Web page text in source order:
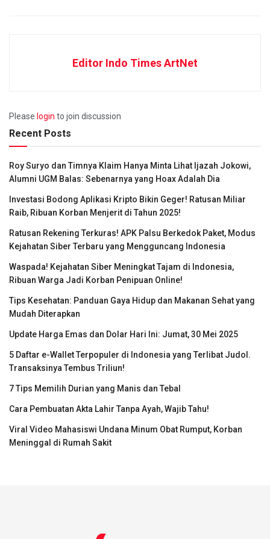
Editor Indo Times ArtNet
Please login to join discussion
Recent Posts
Roy Suryo dan Timnya Klaim Hanya Minta Lihat Ijazah Jokowi,
Alumni UGM Balas: Sebenarnya yang Hoax Adalah Dia
Investasi Bodong Aplikasi Kripto Bikin Geger! Ratusan Miliar
Raib, Ribuan Korban Menjerit di Tahun 2025!
Ratusan Rekening Terkuras! APK Palsu Berkedok Paket, Modus
Kejahatan Siber Terbaru yang Mengguncang Indonesia
Waspada! Kejahatan Siber Meningkat Tajam di Indonesia,
Ribuan Warga Jadi Korban Penipuan Online!
Tips Kesehatan: Panduan Gaya Hidup dan Makanan Sehat yang
Mudah Diterapkan
Update Harga Emas dan Dolar Hari Ini: Jumat, 30 Mei 2025
5 Daftar e-Wallet Terpopuler di Indonesia yang Terlibat Judol.
Transaksinya Tembus Triliun!
7 Tips Memilih Durian yang Manis dan Tebal
Cara Pembuatan Akta Lahir Tanpa Ayah, Wajib Tahu!
Viral Video Mahasiswi Undana Minum Obat Rumput, Korban
Meninggal di Rumah Sakit